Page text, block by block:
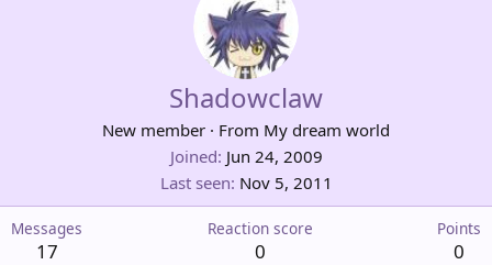
Shadowclaw
New member · From My dream world
Joined Jun 24, 2009
Last seen Nov 5, 2011
Messages
17
Reaction score
0
Points
0